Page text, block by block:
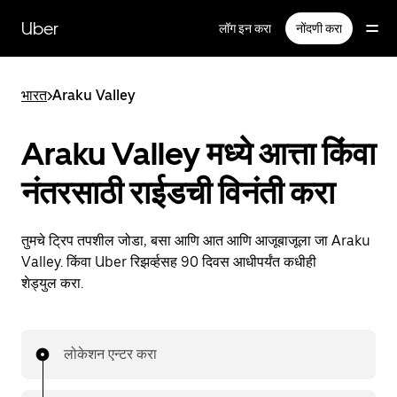
सामग्रीवरUber लॉग इन करा नोंदणी करा
भारत>Araku Valley
Araku Valley मध्ये आत्ता किंवा
नंतरसाठी राईडची विनंती करा
तुमचे ट्रिप तपशील जोडा, बसा आणि आत आणि आजूबाजूला जा Araku
Valley. किंवा Uber रिझर्व्हसह 90 दिवस आधीपर्यंत कधीही
शेड्युल करा.
लोकेशन एन्टर करा